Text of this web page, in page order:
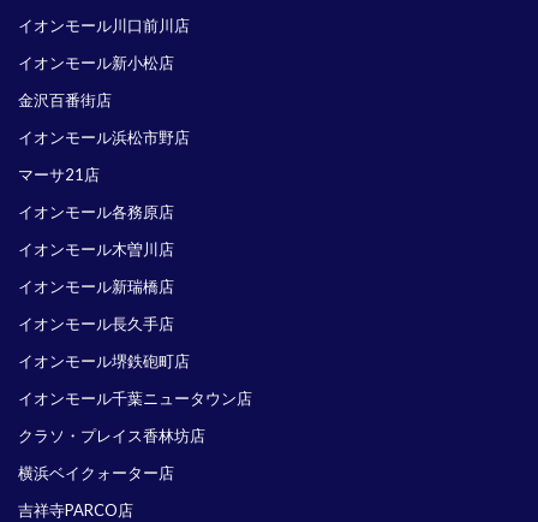
イオンモール川口前川店
イオンモール新小松店
金沢百番街店
イオンモール浜松市野店
マーサ21店
イオンモール各務原店
イオンモール木曽川店
イオンモール新瑞橋店
イオンモール長久手店
イオンモール堺鉄砲町店
イオンモール千葉ニュータウン店
クラソ・プレイス香林坊店
横浜ベイクォーター店
吉祥寺PARCO店